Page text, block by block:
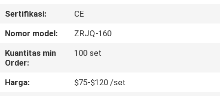
TUR
PABRIK
KONTROL
KUALITAS
Sertifikasi:
CE
Nomor model:
ZRJQ-160
Kuantitas min
Order:
100 set
Harga:
$75-$120 /set